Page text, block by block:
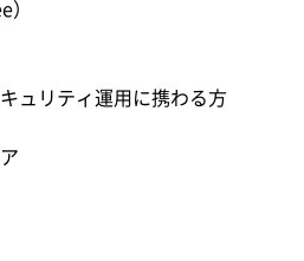
）
ュリティ運用に携わる方